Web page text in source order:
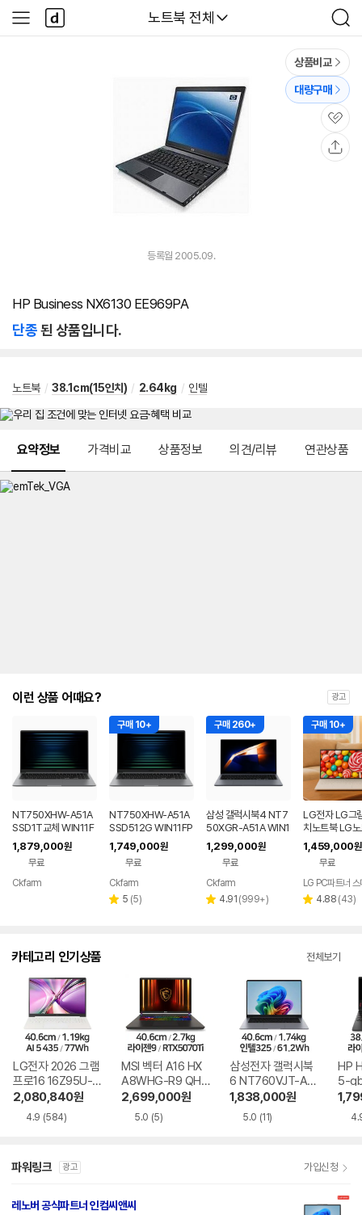
다나와
노트북 전체
검
색
사
이
다
나
와
상품비교
대량구매
관
심
등록월 2005.09.
HP Business NX6130 EE969PA
단종된 상품입니다.
노트북 / 38.1cm(15인치) / 2.64kg / 인텔
요약정보 가격비교 상품정보 의견/리뷰 연관상품
이런 상품 어때요? 광고
NT750XHW-A51A
SSD1T교체 WIN11F
PP(버젼UP설치) 삼성
전자 갤럭시북5 노트
1,879,000원
무료
Ckfarm
구매 10+
NT750XHW-A51A
SSD512G WIN11FP
P(버젼UP설치) 삼성
전자 갤럭시북5 노트
1,749,000원
무료
Ckfarm
별 5 리
(5)
구매 260+
삼성 갤럭시북4 NT7
50XGR-A51A WIN1
1 FPP(버젼UP설치)
업무용 학생용 사무용
노트북 문스톤그레이
1,299,000원
무료
페이
Ckfarm
별 4.91 리
(999+)
구매 10+
LG전자 LG그
치노트북 LG
6GB/256GB
노트북
1,459,000원
무료
LG PC파트너 스
별 4.88 리
(43)
카테고리 인기상품 전체보기
LG전자 2026 그램
프로16 16Z95U-G
S5WK
2,080,840원
4.9 (584)
MSI 벡터 A16 HX
A8WHG-R9 QHD
+
2,699,000원
5.0 (5)
삼성전자 갤럭시북
6 NT760VJT-A51
A
1,838,000원
5.0 (11)
HP
5-
파워링크 광고 가입신청
레노버 공식파트너 인컴씨앤씨